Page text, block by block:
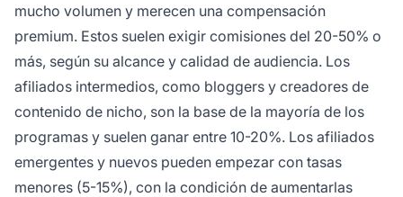
mucho volumen y merecen una compensación
premium. Estos suelen exigir comisiones del 20-50% o
más, según su alcance y calidad de audiencia. Los
afiliados intermedios, como bloggers y creadores de
contenido de nicho, son la base de la mayoría de los
programas y suelen ganar entre 10-20%. Los afiliados
emergentes y nuevos pueden empezar con tasas
menores (5-15%), con la condición de aumentarlas